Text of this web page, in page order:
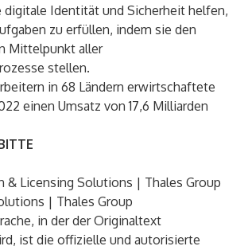
digitale Identität und Sicherheit helfen,
zu erfüllen, indem sie den
Mittelpunkt aller
stellen.
in 68 Ländern erwirtschaftete
einen Umsatz von 17,6 Milliarden
& Licensing Solutions | Thales Group
| Thales Group
in der der Originaltext
ist die offizielle und autorisierte